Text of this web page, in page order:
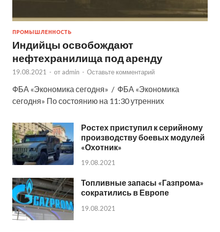
ПРОМЫШЛЕННОСТЬ
Индийцы освобождают
нефтехранилища под аренду
19.08.2021 - от admin - Оставьте комментарий
ФБА «Экономика сегодня» / ФБА «Экономика
сегодня» По состоянию на 11:30 утренних
Ростех приступил к серийному
производству боевых модулей
«Охотник»
19.08.2021
Топливные запасы «Газпрома»
сократились в Европе
19.08.2021